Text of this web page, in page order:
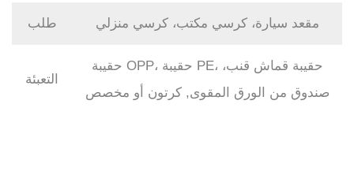
طلب مقعد سيارة، كرسي مكتب، كرسي منزلي
التعبئة
حقيبة OPP، حقيبة PE، حقيبة قماش قنب،
صندوق من الورق المقوى,كرتون أو مخصص